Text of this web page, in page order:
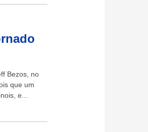
Bezos, no
que um
e...